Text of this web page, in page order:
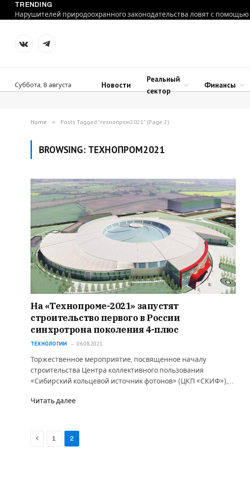
TRENDING
VKontakteTelegram
Суббота, 8 августа Новости
Реальный
сектор
Финансы
Home » Posts Tagged "технопром2021" (Page 2)
BROWSING: ТЕХНОПРОМ2021
На «Технопроме-2021» запустят
строительство первого в России
синхротрона поколения 4-плюс
ТЕХНОЛОГИИ 06.08.2021
Торжественное мероприятие, посвященное началу
строительства Центра коллективного пользования
«Сибирский кольцевой источник фотонов» (ЦКП «СКИФ»),…
Читать далее
Previous
1 2